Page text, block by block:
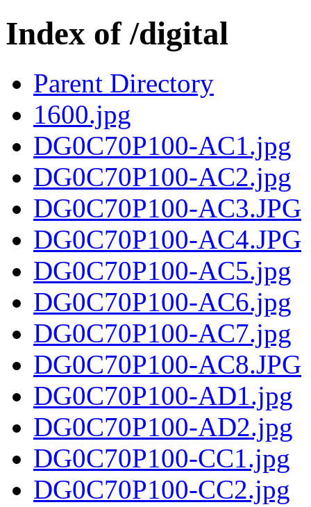
Index of /digital
Parent Directory
1600.jpg
DG0C70P100-AC1.jpg
DG0C70P100-AC2.jpg
DG0C70P100-AC3.JPG
DG0C70P100-AC4.JPG
DG0C70P100-AC5.jpg
DG0C70P100-AC6.jpg
DG0C70P100-AC7.jpg
DG0C70P100-AC8.JPG
DG0C70P100-AD1.jpg
DG0C70P100-AD2.jpg
DG0C70P100-CC1.jpg
DG0C70P100-CC2.jpg